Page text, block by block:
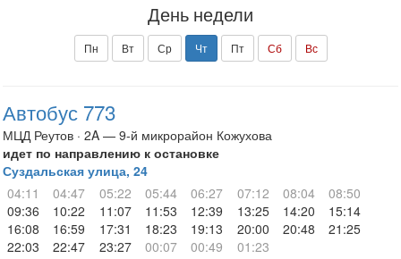
День недели
Пн Вт Ср Чт Пт Сб Вс
Автобус 773
МЦД Реутов · 2A — 9-й микрорайон Кожухова
идет по направлению к остановке
Суздальская улица, 24
04:11
04:47 05:22 05:44 06:27 07:12 08:04
08:50
09:36
10:22 11:07 11:53 12:39 13:25 14:20
15:14
16:08
16:59 17:31 18:23 19:13 20:00 20:48
21:25
22:03
22:47 23:27 00:07 00:49 01:23